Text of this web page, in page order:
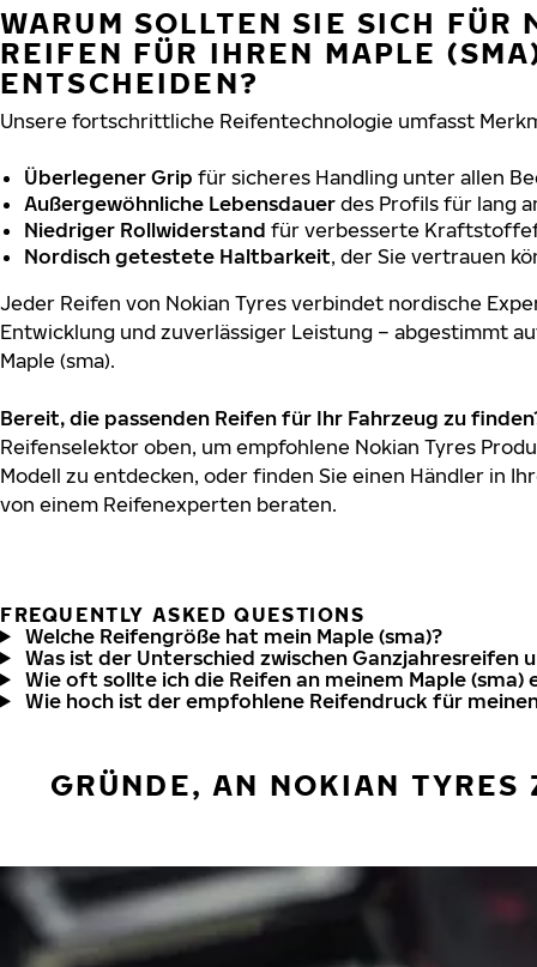
WARUM SOLLTEN SIE SICH FÜR
REIFEN FÜR IHREN MAPLE
ENTSCHEIDEN?
Unsere fortschrittliche Reifentechnologie umfasst
Überlegener Grip für sicheres Handling unter allen
Außergewöhnliche Lebensdauer des Profils für lang
Niedriger Rollwiderstand für verbesserte
Nordisch getestete Haltbarkeit, der Sie vertrauen
Jeder Reifen von Nokian Tyres verbindet nordische
Entwicklung und zuverlässiger Leistung – abgestimmt
Maple (sma).
Bereit, die passenden Reifen für Ihr Fahrzeug zu
Reifenselektor oben, um empfohlene Nokian Tyres
Modell zu entdecken, oder finden Sie einen Händler in
von einem Reifenexperten beraten.
FREQUENTLY ASKED QUESTIONS
Welche Reifengröße hat mein Maple (sma)?
Was ist der Unterschied zwischen Ganzjahresreifen
Wie oft sollte ich die Reifen an meinem Maple (sma)
Wie hoch ist der empfohlene Reifendruck für
GRÜNDE, AN NOKIAN TYRES